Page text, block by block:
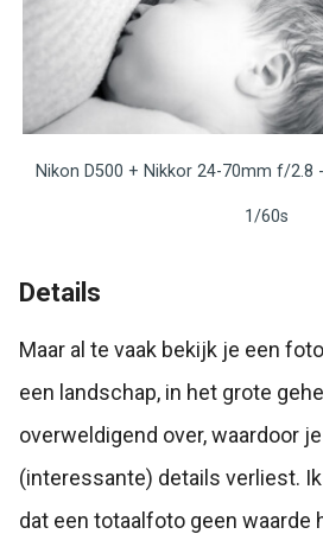
Nikon D500 + Nikkor 24-70mm f/2.8
1/60s
Details
Maar al te vaak bekijk je een
een landschap, in het grote
overweldigend over, waardoor
(interessante) details verliest.
dat een totaalfoto geen waarde